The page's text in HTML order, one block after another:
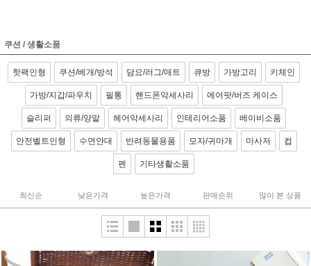
쿠션 / 생활소품
핫팩인형 쿠션/베개/방석 담요/러그/매트 큐방 가방고리 키체인
가방/지갑/파우치 필통 핸드폰악세사리 에어팟/버즈 케이스
슬리퍼 의류/양말 헤어악세사리 인테리어소품 베이비소품
안전벨트인형 수면안대 반려동물용품 모자/귀마개 마사저 컵
펜 기타생활소품
최신순 낮은가격 높은가격 판매순위 많이 본 상품